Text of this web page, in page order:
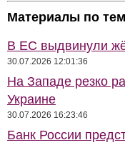
Материалы по
В ЕС выдвинули
30.07.2026 12:01:36
На Западе резко
Украине
30.07.2026 16:23:46
Банк России